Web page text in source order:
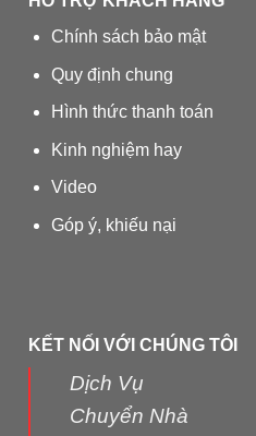
Chính sách bảo mật
Quy định chung
Hình thức thanh toán
Kinh nghiệm hay
Video
Góp ý, khiếu nại
KẾT NỐI VỚI CHÚNG TÔI
Dịch Vụ
Chuyển Nhà